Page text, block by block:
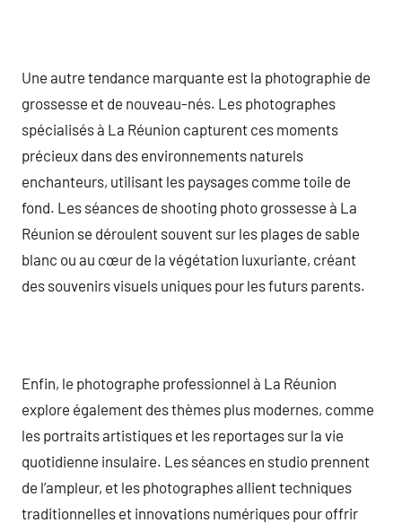
Une autre tendance marquante est la photographie de
grossesse et de nouveau-nés. Les photographes
spécialisés à La Réunion capturent ces moments
précieux dans des environnements naturels
enchanteurs, utilisant les paysages comme toile de
fond. Les séances de shooting photo grossesse à La
Réunion se déroulent souvent sur les plages de sable
blanc ou au cœur de la végétation luxuriante, créant
des souvenirs visuels uniques pour les futurs parents.
Enfin, le photographe professionnel à La Réunion
explore également des thèmes plus modernes, comme
les portraits artistiques et les reportages sur la vie
quotidienne insulaire. Les séances en studio prennent
de l’ampleur, et les photographes allient techniques
traditionnelles et innovations numériques pour offrir